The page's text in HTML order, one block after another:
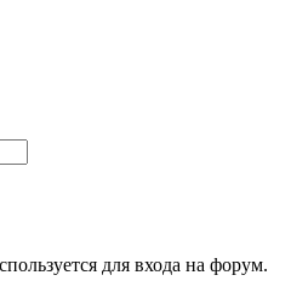
для входа на форум.